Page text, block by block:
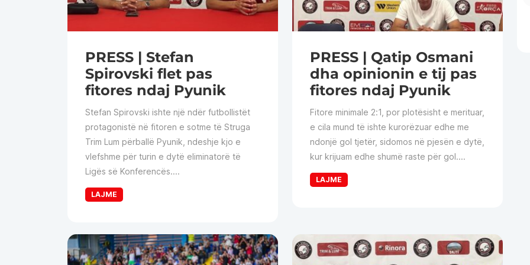
PRESS | Stefan
Spirovski flet pas
fitores ndaj Pyunik
Stefan Spirovski ishte një ndër futbollistët
protagonistë në fitoren e sotme të Struga
Trim Lum përballë Pyunik, ndeshje kjo e
vlefshme për turin e dytë eliminatorë të
Ligës së Konferencës....
LAJME
PRESS | Qatip Osmani
dha opinionin e tij pas
fitores ndaj Pyunik
Fitore minimale 2:1, por plotësisht e merituar,
e cila mund të ishte kurorëzuar edhe me
ndonjë gol tjetër, sidomos në pjesën e dytë,
kur krijuam edhe shumë raste për gol....
LAJME